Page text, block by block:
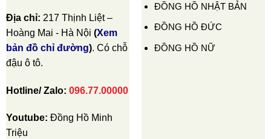
Địa chỉ: 217 Thịnh Liệt –
Hoàng Mai - Hà Nội (Xem
bản đồ chỉ đường). Có chỗ
đậu ô tô.
Hotline/ Zalo: 096.77.00000
Youtube: Đồng Hồ Minh
Triệu
ĐỒNG HỒ NHẬT BẢN
ĐỒNG HỒ ĐỨC
ĐỒNG HỒ NỮ